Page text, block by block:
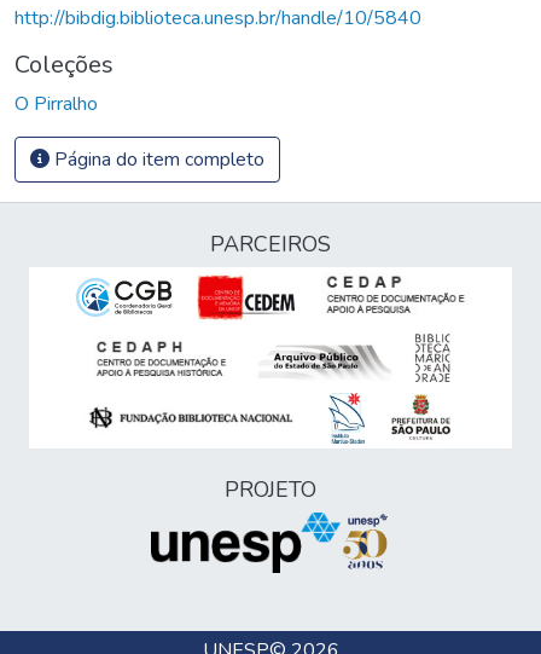
http://bibdig.biblioteca.unesp.br/handle/10/5840
Coleções
O Pirralho
Página do item completo
PARCEIROS
PROJETO